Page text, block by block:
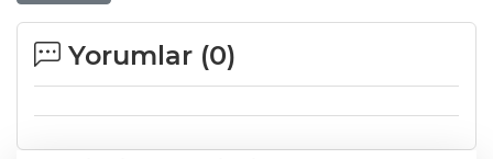
Yorumlar (0)